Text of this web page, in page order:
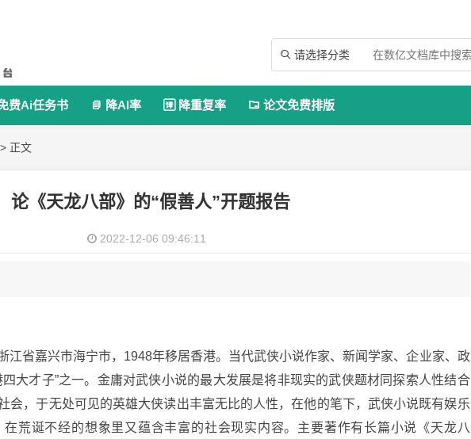
 请选择分类
费Ai任务书  降AI率  降重复率  论文免费排版
> 正文
论《天龙八部》的“假善人”开题报告
2022-12-06 09:46:11
江省嘉兴市海宁市，1948年移居香港。当代武侠小说作家、新闻学家、企业家、政
大才子”之一。金庸对武侠小说的最大发展是将非现实的武侠题材同探索人性结合
会，于无处可见的英雄大侠读出丰富无比的人性，在他的笔下，武侠小说既有娱乐
荒诞不经的想象里又蕴含丰富的社会现实内容。主要著作有长篇小说《天龙八